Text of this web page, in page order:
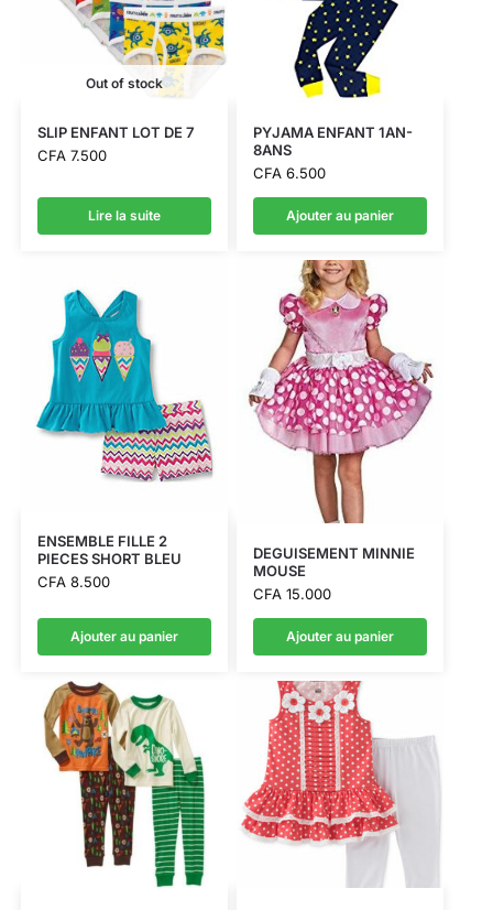
Out of stock
SLIP ENFANT LOT DE 7
CFA7.500
Lire la suite
PYJAMA ENFANT 1AN-
8ANS
CFA6.500
Ajouter au panier
ENSEMBLE FILLE 2
PIECES SHORT BLEU
CFA8.500
Ajouter au panier
DEGUISEMENT MINNIE
MOUSE
CFA15.000
Ajouter au panier